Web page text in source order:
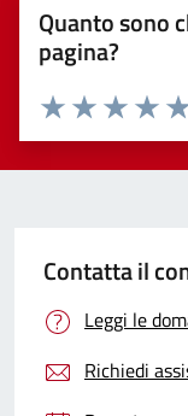
Quanto sono
pagina?
Valuta 3
Valuta 2
Valuta 1 stelle su
Contatta il
Leggi le
Richiedi